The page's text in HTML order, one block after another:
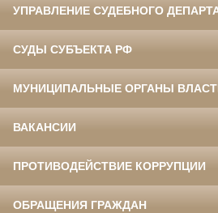
УПРАВЛЕНИЕ СУДЕБНОГО
СУДЫ СУБЪЕКТА РФ
МУНИЦИПАЛЬНЫЕ ОРГАНЫ
ВАКАНСИИ
ПРОТИВОДЕЙСТВИЕ КОРРУПЦИИ
ОБРАЩЕНИЯ ГРАЖДАН